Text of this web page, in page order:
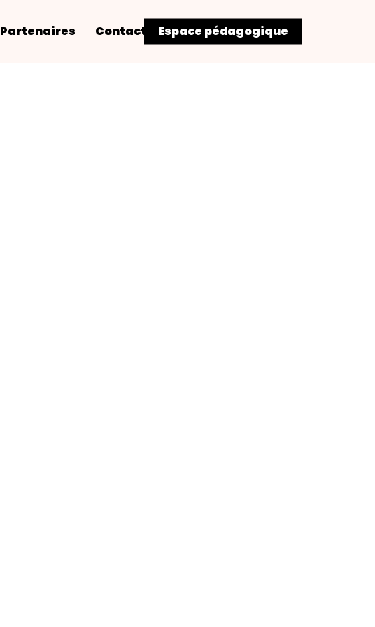
Partenaires Contact Espace pédagogique